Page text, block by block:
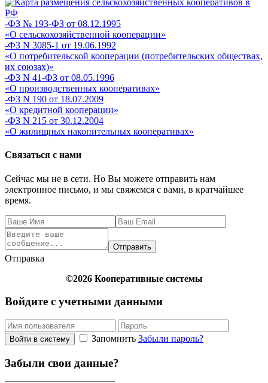
-ФЗ № 193-ФЗ от 08.12.1995
«О сельскохозяйственной кооперации»
-ФЗ N 3085-1 от 19.06.1992
«О потребительской кооперации (потребительских обществах,
их союзах)»
-ФЗ N 41-ФЗ от 08.05.1996
«О производственных кооперативах»
-ФЗ N 190 от 18.07.2009
«О кредитной кооперации»
-ФЗ N 215 от 30.12.2004
«О жилищных накопительных кооперативах»
Связаться с нами
Сейчас мы не в сети. Но Вы можете отправить нам
электронное письмо, и мы свяжемся с вами, в кратчайшее
время.
Отправить
Отправка
©2026 Кооперативные системы
Войдите с учетными данными
Войти в систему Запомнить Забыли пароль?
Забыли свои данные?